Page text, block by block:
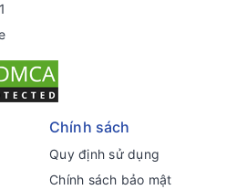
Chính sách
Quy định sử dụng
Chính sách bảo mật